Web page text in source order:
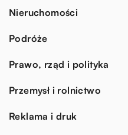
Nieruchomości
Podróże
Prawo, rząd i polityka
Przemysł i rolnictwo
Reklama i druk